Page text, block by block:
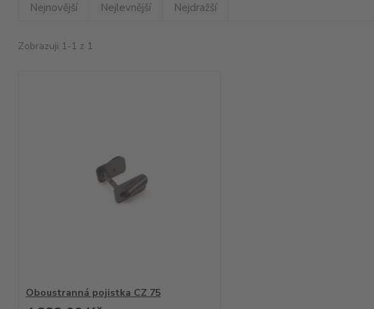
Nejnovější Nejlevnější Nejdražší
Zobrazuji 1-1 z 1
Oboustranná pojistka CZ 75